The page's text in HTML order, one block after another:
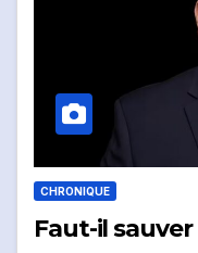
CHRONIQUE
Faut-il